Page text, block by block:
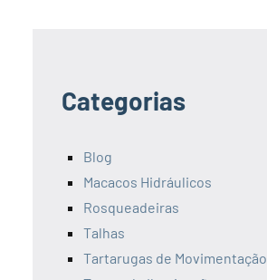
Categorias
Blog
Macacos Hidráulicos
Rosqueadeiras
Talhas
Tartarugas de Movimentação